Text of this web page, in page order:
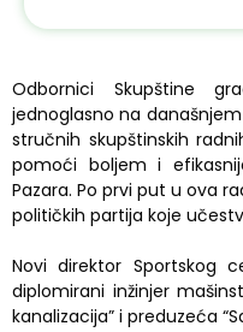
Odbornici Skupštine
jednoglasno na
stručnih skupštinskih
pomoći boljem i
Pazara. Po prvi put u ova
političkih partija koje
Novi direktor Sportskog
diplomirani inžinjer
kanalizacija” i preduzeća